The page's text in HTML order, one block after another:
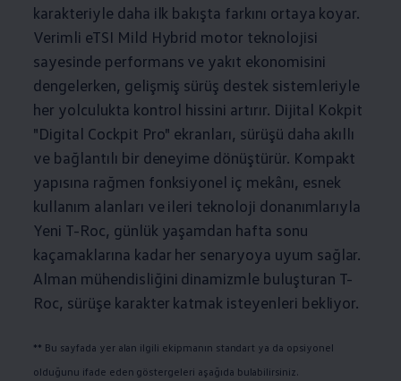
karakteriyle daha ilk bakışta farkını ortaya koyar.
Verimli eTSI Mild Hybrid motor teknolojisi
sayesinde performans ve yakıt ekonomisini
dengelerken, gelişmiş sürüş destek sistemleriyle
her yolculukta kontrol hissini artırır. Dijital Kokpit
"Digital Cockpit Pro" ekranları, sürüşü daha akıllı
ve bağlantılı bir deneyime dönüştürür. Kompakt
yapısına rağmen fonksiyonel iç mekânı, esnek
kullanım alanları ve ileri teknoloji donanımlarıyla
Yeni T-Roc, günlük yaşamdan hafta sonu
kaçamaklarına kadar her senaryoya uyum sağlar.
Alman mühendisliğini dinamizmle buluşturan T-
Roc, sürüşe karakter katmak isteyenleri bekliyor.
** Bu sayfada yer alan ilgili ekipmanın standart ya da opsiyonel
olduğunu ifade eden göstergeleri aşağıda bulabilirsiniz.